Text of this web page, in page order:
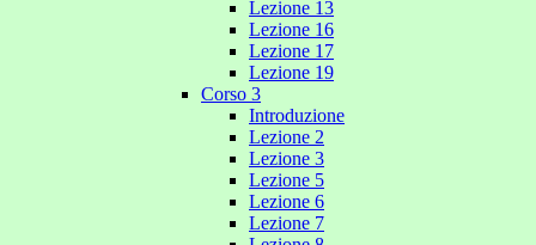
Lezione 13
Lezione 16
Lezione 17
Lezione 19
Corso 3
Introduzione
Lezione 2
Lezione 3
Lezione 5
Lezione 6
Lezione 7